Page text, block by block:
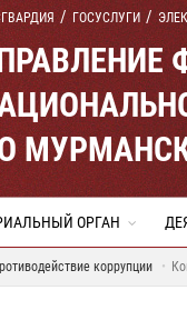
ГОСУСЛУГИ
ОРГАН
коррупции